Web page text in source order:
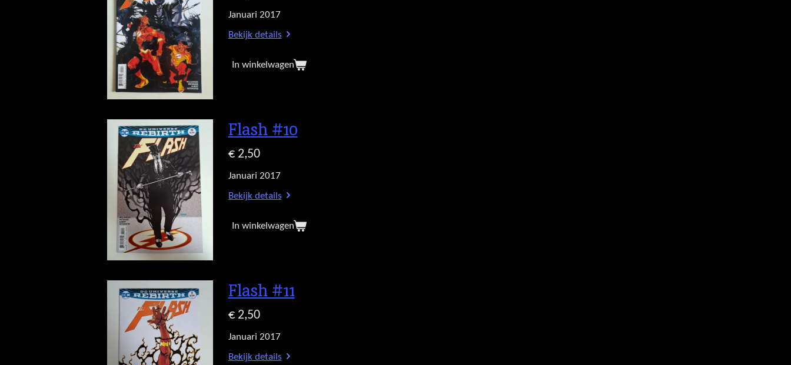
Januari 2017
Bekijk details
In winkelwagen
Flash #10
€ 2,50
Januari 2017
Bekijk details
In winkelwagen
Flash #11
€ 2,50
Januari 2017
Bekijk details